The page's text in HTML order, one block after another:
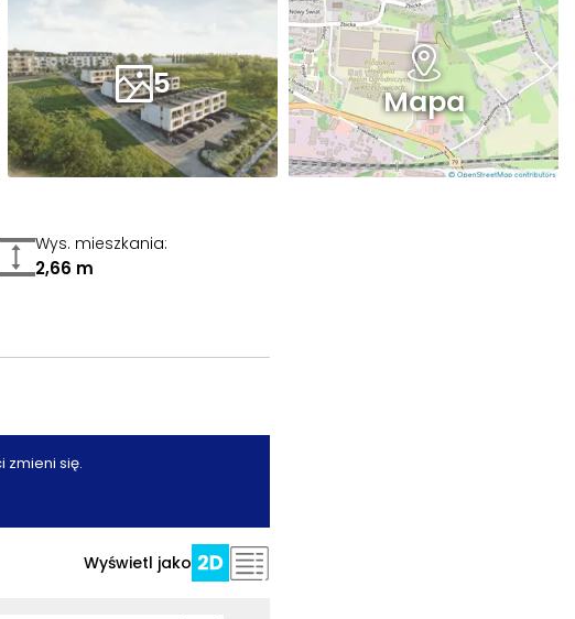
5 Mapa
Wys. mieszkania:
2,66 m
zmieni się.
Wyświetl jako